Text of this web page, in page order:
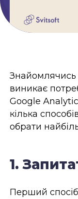
Знайомлячись
виникає
Google
кілька
обрати
1.
Перший